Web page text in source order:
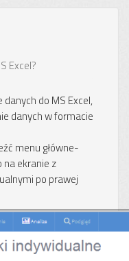
Excel?
do MS Excel,
danych w formacie
menu główne-
na ekranie z
po prawej